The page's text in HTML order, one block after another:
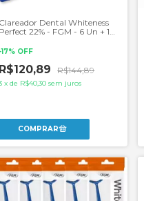
Clareador Dental Whiteness
Perfect 22% - FGM - 6 Un + 1
-17% OFF
R$120,89 R$144,89
xde R$40,30 sem juros